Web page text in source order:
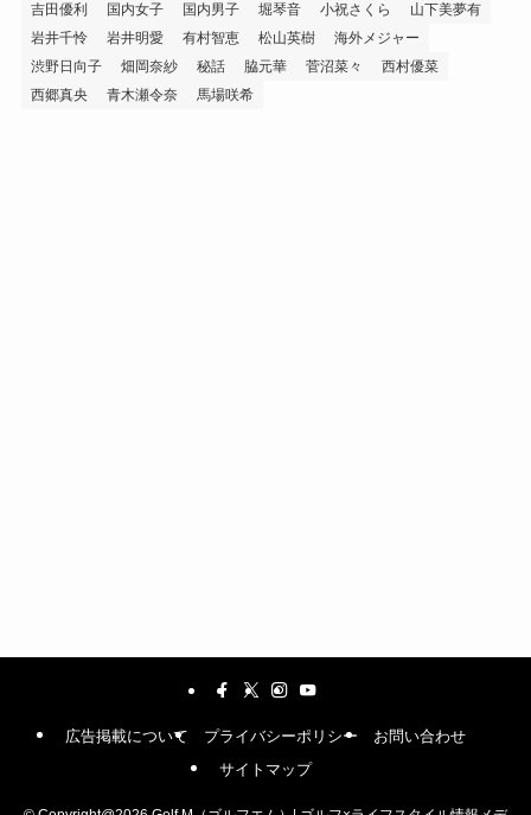
吉田優利
国内女子 国内男子 堀琴音 小祝さくら
山下美夢有
岩井千怜
岩井明愛 有村智恵 松山英樹
海外メジャー
渋野日向子
畑岡奈紗 秘話 脇元華 菅沼菜々
西村優菜
西郷真央
青木瀬令奈 馬場咲希
広告掲載について プライバシーポリシー
お問い合わせ
サイトマップ